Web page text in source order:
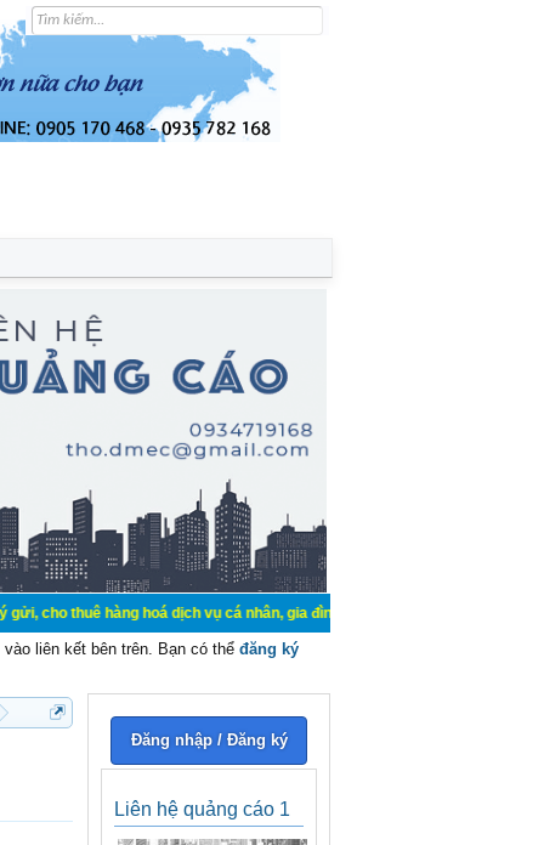
hoá dịch vụ cá nhân, gia đình. Mua bán, ký gửi, cho thuê thiết bị hệ
liên kết bên trên. Bạn có thể đăng ký
Đăng nhập / Đăng ký
Liên hệ quảng cáo 1